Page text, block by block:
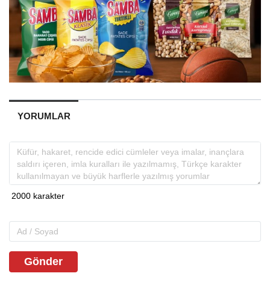
YORUMLAR
Gönder